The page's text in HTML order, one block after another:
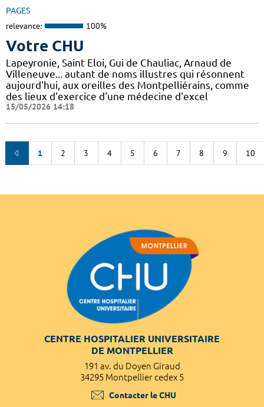
PAGES
relevance: 100%
Votre CHU
Lapeyronie, Saint Eloi, Gui de Chauliac, Arnaud de
Villeneuve... autant de noms illustres qui résonnent
aujourd'hui, aux oreilles des Montpelliérains, comme
des lieux d'exercice d'une médecine d'excel
15/05/2026 14:18
1 2 3 4 5 6 7 8 9 10
CENTRE HOSPITALIER UNIVERSITAIRE
DE MONTPELLIER
191 av. du Doyen Giraud
34295 Montpellier cedex 5
Contacter le CHU